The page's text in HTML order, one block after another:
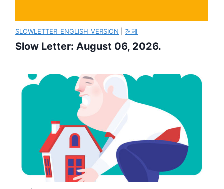
SLOWLETTER_ENGLISH_VERSION 경제
Slow Letter: August 06, 2026.